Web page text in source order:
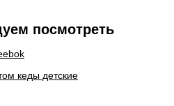
посмотреть
кеды детские